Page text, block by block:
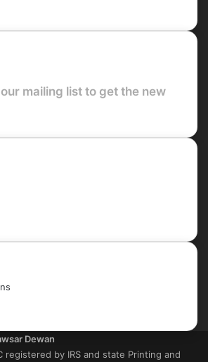
mailing list to get the new
Dewan
registered by IRS and state Printing and